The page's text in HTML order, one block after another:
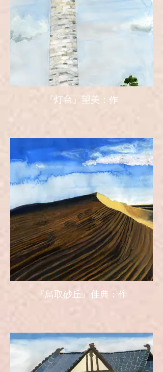
『灯台』望美：作
『鳥取砂丘』佳典：作